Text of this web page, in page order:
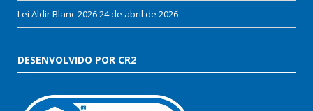
Lei Aldir Blanc 202624 de abril de 2026
DESENVOLVIDO POR CR2